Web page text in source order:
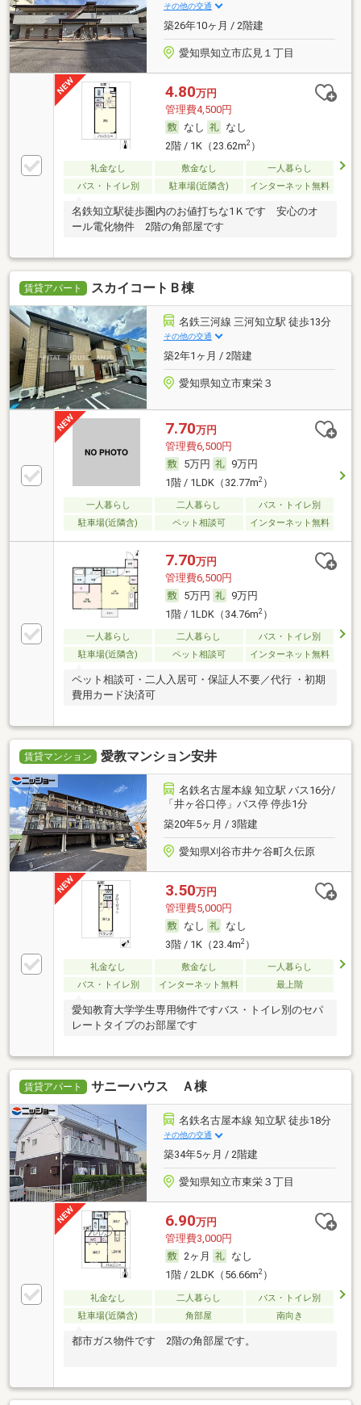
その他の交通
築26年10ヶ月 / 2階建
愛知県知立市広見１丁目
4.80万円
管理費4,500円
なし
なし
2階 / 1K（23.62m2）
礼金なし 敷金なし
一人暮らし
バス・トイレ別
駐車場(近隣含) インターネット無料
名鉄知立駅徒歩圏内のお値打ちな1Ｋです 安心のオ
ール電化物件 2階の角部屋です
賃貸アパート スカイコートＢ棟
名鉄三河線 三河知立駅 徒歩13分
その他の交通
築2年1ヶ月 / 2階建
愛知県知立市東栄３
7.70万円
管理費6,500円
5万円
9万円
1階 / 1LDK（32.77m2）
一人暮らし 二人暮らし
バス・トイレ別
駐車場(近隣含)
ペット相談可 インターネット無料
7.70万円
管理費6,500円
5万円
9万円
1階 / 1LDK（34.76m2）
一人暮らし 二人暮らし
バス・トイレ別
駐車場(近隣含)
ペット相談可 インターネット無料
ペット相談可・二人入居可・保証人不要／代行 ・初期
費用カード決済可
賃貸マンション 愛教マンション安井
名鉄名古屋本線 知立駅 バス16分/
「井ヶ谷口停」バス停 停歩1分
築20年5ヶ月 / 3階建
愛知県刈谷市井ケ谷町久伝原
3.50万円
管理費5,000円
なし
なし
3階 / 1K（23.4m2）
礼金なし 敷金なし
一人暮らし
バス・トイレ別
インターネット無料 最上階
愛知教育大学学生専用物件ですバス・トイレ別のセパ
レートタイプのお部屋です
賃貸アパート サニーハウス Ａ棟
名鉄名古屋本線 知立駅 徒歩18分
その他の交通
築34年5ヶ月 / 2階建
愛知県知立市東栄３丁目
6.90万円
管理費3,000円
2ヶ月
なし
1階 / 2LDK（56.66m2）
礼金なし 二人暮らし
バス・トイレ別
駐車場(近隣含)
角部屋 南向き
都市ガス物件です 2階の角部屋です。